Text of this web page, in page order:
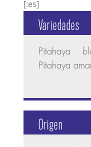
[:es]
Variedades
Pitahaya
Pitahaya
Origen